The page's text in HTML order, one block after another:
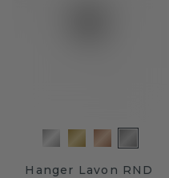
Hanger Lavon RND